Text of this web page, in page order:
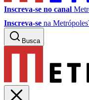
Inscreva-se no canal
Inscreva-se na
Busca